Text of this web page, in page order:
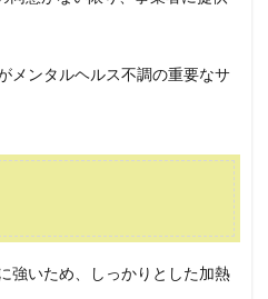
メンタルヘルス不調の重要なサ
強いため、しっかりとした加熱